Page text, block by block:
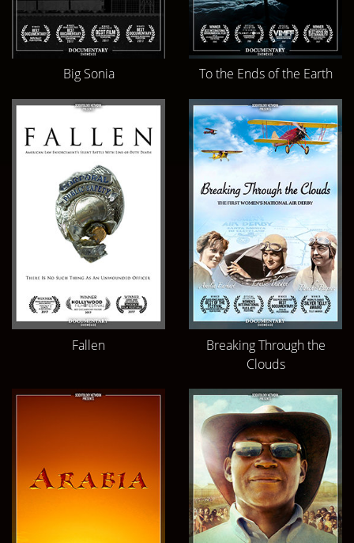
Big Sonia To the Ends of the Earth
Fallen
Breaking Through the
Clouds